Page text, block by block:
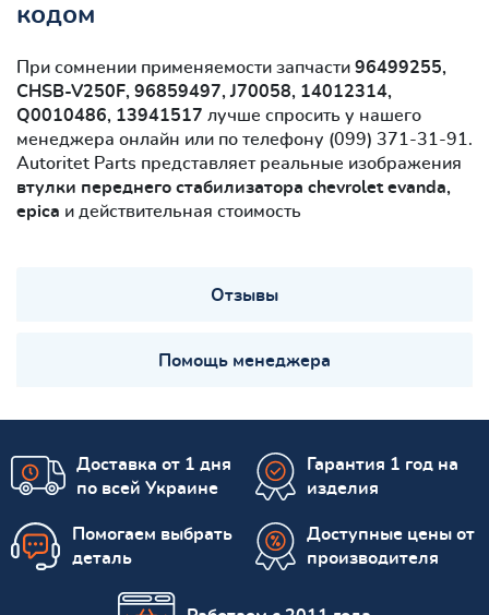
кодом
При сомнении применяемости запчасти 96499255,
CHSB-V250F, 96859497, J70058, 14012314,
Q0010486, 13941517 лучше спросить у нашего
менеджера онлайн или по телефону (099) 371-31-91.
Autoritet Parts представляет реальные изображения
втулки переднего стабилизатора chevrolet evanda,
epica и действительная стоимость
Отзывы
Помощь менеджера
Доставка от 1 дня
по всей Украине
Гарантия 1 год на
изделия
Помогаем выбрать
деталь
Доступные цены от
производителя